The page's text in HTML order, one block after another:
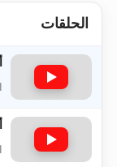
الحلقات